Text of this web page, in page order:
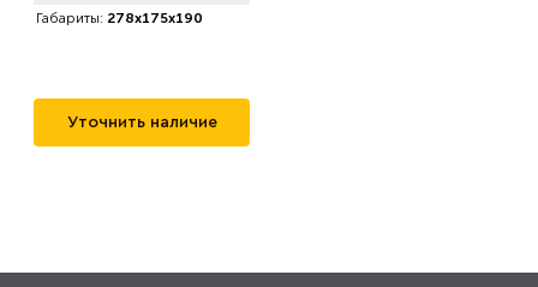
Габариты: 278x175x190
Уточнить наличие